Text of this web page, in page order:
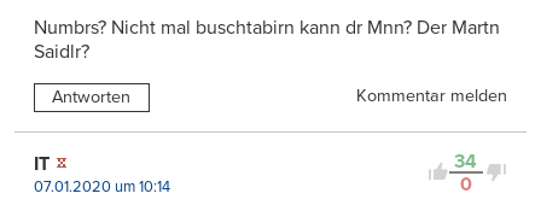
Numbrs? Nicht mal buschtabirn kann dr Mnn? Der Martn
Saidlr?
Antworten Kommentar melden
34
0
IT
07.01.2020 um 10:14